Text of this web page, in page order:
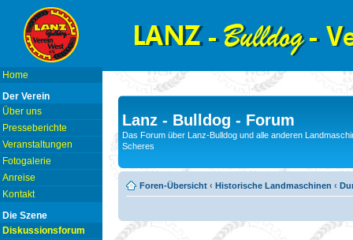
Home
Der Verein
Über uns
Presseberichte
Veranstaltungen
Fotogalerie
Anreise
Kontakt
Die Szene
Diskussionsforum
Lanz - Bulldog - Forum
Das Forum über Lanz-Bulldog und alle anderen
Scheres
Foren-Übersicht ‹ Historische Landmaschinen ‹